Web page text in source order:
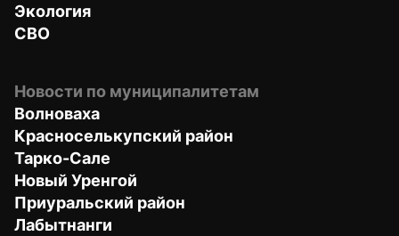
Экология
СВО
Новости по муниципалитетам
Волноваха
Красноселькупский район
Тарко-Сале
Новый Уренгой
Приуральский район
Лабытнанги